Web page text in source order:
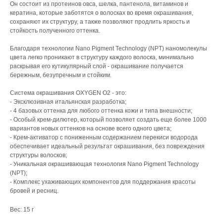
Он состоит из протеинов овса, шелка, пантенола, витаминов и
кератина, которые заботятся о волосках во время окрашивания,
сохраняют их структуру, а также позволяют продлить яркость и
стойкость полученного оттенка.
Благодаря технологии Nano Pigment Technology (NPT) наномолекулы
цвета легко проникают в структуру каждого волоска, минимально
раскрывая его кутикулярный слой - окрашивание получается
бережным, безупречным и стойким.
Система окрашивания OXYGEN O2 - это:
- Эксклюзивная итальянская разработка;
- 4 базовых оттенка для любого оттенка кожи и типа внешности;
- Особый крем-дилютер, который позволяет создать еще более 1000
вариантов новых оттенков на основе всего одного цвета;
- Крем-активатор с пониженным содержанием перекиси водорода
обеспечивает идеальный результат окрашивания, без повреждения
структуры волосков;
- Уникальная окрашивающая технология Nаno Pigment Technology
(NPT);
- Комплекс ухаживающих компонентов для поддержания красоты
бровей и ресниц.
Вес: 15 г